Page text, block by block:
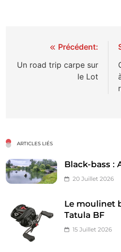
Navigation
de
Précédent:
Un road trip carpe sur
le Lot
ARTICLES LIÉS
Black-bass :
20 Juillet 2026
Le moulinet
Tatula BF
15 Juillet 2026